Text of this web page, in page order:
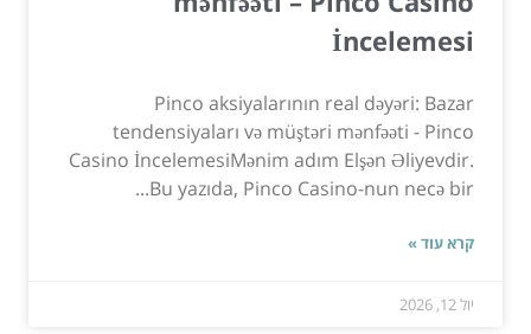
İncelemesi
Pinco aksiyalarının real dəyəri: Bazar
tendensiyaları və müştəri mənfəəti - Pinco
Casino İncelemesiMənim adım Elşən Əliyevdir.
Bu yazıda, Pinco Casino-nun necə bir...
קרא עוד »
יול 12, 2026